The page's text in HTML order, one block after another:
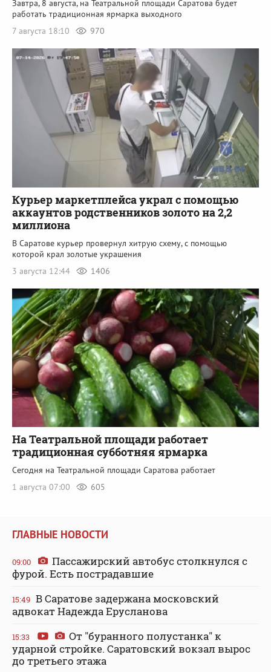
Завтра, 8 августа, на Театральной площади Саратова будет
работать традиционная ярмарка выходного
7 августа 18:10
970
Курьер маркетплейса украл с помощью
аккаунтов родственников золото на 2,2
миллиона
В Саратове курьер провернул хитрую схему, с помощью
которой крал золотые украшения
3 августа 12:44
1406
На Театральной площади работает
традиционная субботняя ярмарка
Сегодня на Театральной площади Саратова работает
1 августа 07:00
605
ГЛАВНЫЕ НОВОСТИ
09:00
Пассажирский автобус столкнулся с
фурой. Есть пострадавшие
15:49 В Саратове задержана московский
адвокат Надежда Ерусланова
15:33
От "буранного полустанка" к
ударной стройке. Саратовский вокзал вырос
до третьего этажа